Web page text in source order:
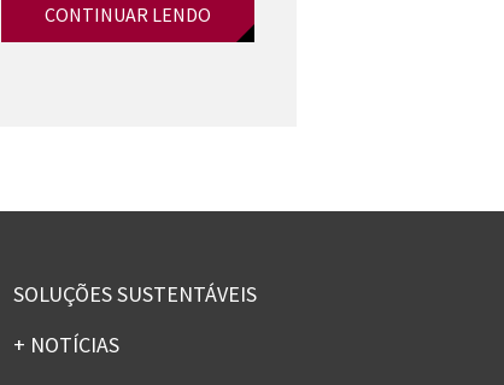
CONTINUAR LENDO
SOLUÇÕES SUSTENTÁVEIS
+ NOTÍCIAS